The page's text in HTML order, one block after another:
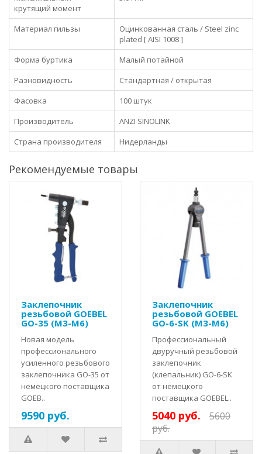
крутящий момент
Материал гильзы
Оцинкованная сталь / Steel zinc
plated [ AISI 1008 ]
Форма буртика
Малый потайной
Разновидность
Стандартная / открытая
Фасовка
100 штук
Производитель
ANZI SINOLINK
Страна производителя
Нидерланды
Рекомендуемые товары
Заклепочник
резьбовой GOEBEL
GO-35 (M3-M6)
Новая модель
профессионального
усиленного резьбового
заклепочника GO-35 от
немецкого поставщика
GOEB..
9590 руб.
Заклепочник
резьбовой GOEBEL
GO-6-SK (M3-M6)
Профессиональный
двуручный резьбовой
заклепочник
(клепальник) GO-6-SK
от немецкого
поставщика GOEBEL..
5040 руб.
5600
руб.